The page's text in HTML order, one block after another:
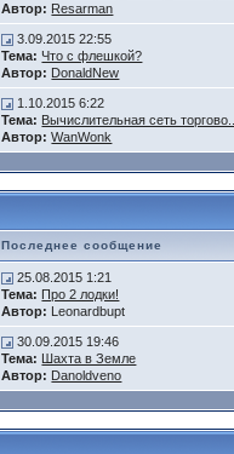
Автор: Resarman
3.09.2015 22:55
Тема: Что с флешкой?
Автор: DonaldNew
1.10.2015 6:22
Тема: Вычислительная сеть торгово...
Автор: WanWonk
Последнее сообщение
25.08.2015 1:21
Тема: Про 2 лодки!
Автор: Leonardbupt
30.09.2015 19:46
Тема: Шахта в Земле
Автор: Danoldveno